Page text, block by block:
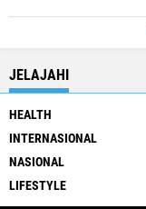
JELAJAHI
HEALTH
INTERNASIONAL
NASIONAL
LIFESTYLE